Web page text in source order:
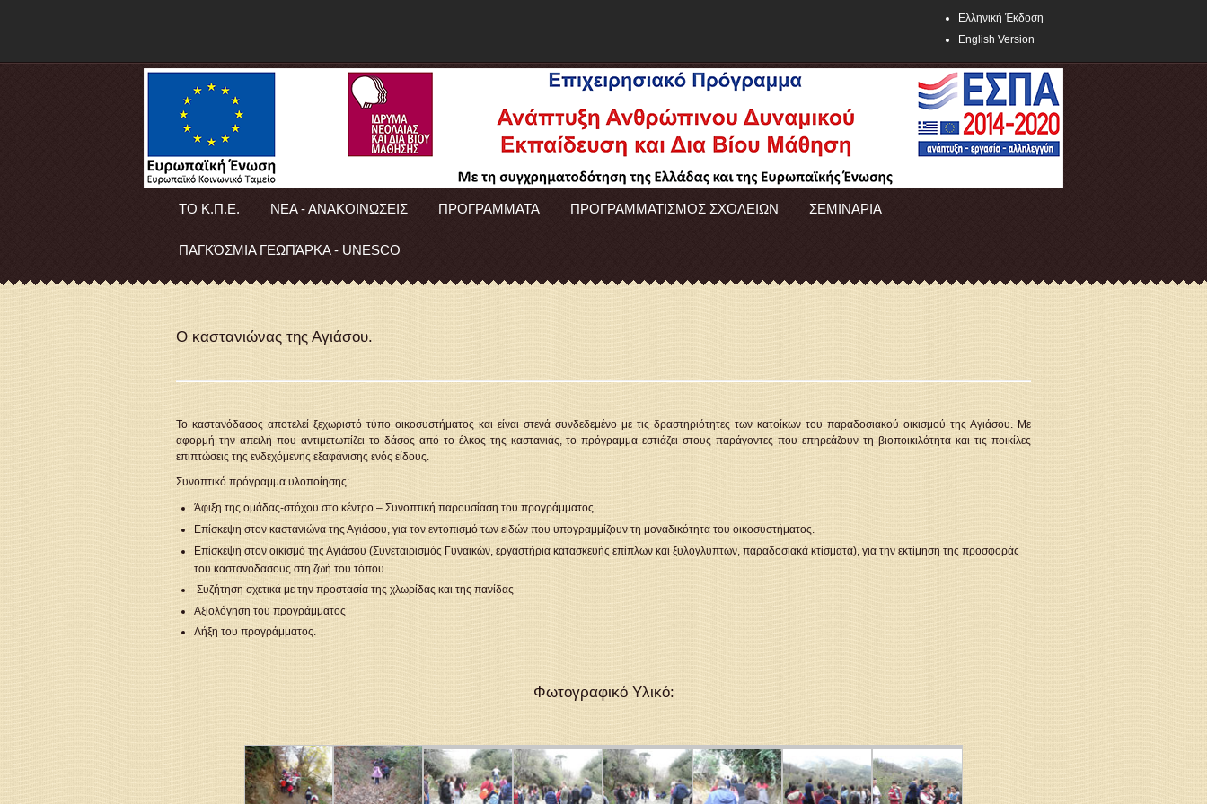
Ελληνική Έκδοση
English Version
ΤΟ Κ.Π.Ε. ΝΕΑ - ΑΝΑΚΟΙΝΩΣΕΙΣ ΠΡΟΓΡΑΜΜΑΤΑ ΠΡΟΓΡΑΜΜΑΤΙΣΜΟΣ ΣΧΟΛΕΙΩΝ ΣΕΜΙΝΑΡΙΑ
ΠΑΓΚΌΣΜΙΑ ΓΕΩΠΆΡΚΑ - UNESCO
Ο καστανιώνας της Αγιάσου.
Το καστανόδασος αποτελεί ξεχωριστό τύπο οικοσυστήματος και είναι στενά συνδεδεμένο με τις δραστηριότητες των κατοίκων του παραδοσιακού οικισμού της Αγιάσου. Με
αφορμή την απειλή που αντιμετωπίζει το δάσος από το έλκος της καστανιάς, το πρόγραμμα εστιάζει στους παράγοντες που επηρεάζουν τη βιοποικιλότητα και τις ποικίλες
επιπτώσεις της ενδεχόμενης εξαφάνισης ενός είδους.
Συνοπτικό πρόγραμμα υλοποίησης:
Άφιξη της ομάδας-στόχου στο κέντρο – Συνοπτική παρουσίαση του προγράμματος
Επίσκεψη στον καστανιώνα της Αγιάσου, για τον εντοπισμό των ειδών που υπογραμμίζουν τη μοναδικότητα του οικοσυστήματος.
Επίσκεψη στον οικισμό της Αγιάσου (Συνεταιρισμός Γυναικών, εργαστήρια κατασκευής επίπλων και ξυλόγλυπτων, παραδοσιακά κτίσματα), για την εκτίμηση της προσφοράς
του καστανόδασους στη ζωή του τόπου.
Συζήτηση σχετικά με την προστασία της χλωρίδας και της πανίδας
Αξιολόγηση του προγράμματος
Λήξη του προγράμματος.
Φωτογραφικό Υλικό: